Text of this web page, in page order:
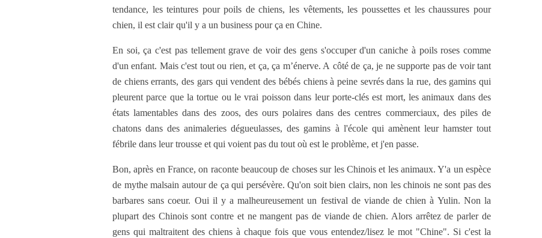
tendance, les teintures pour poils de chiens, les vêtements, les poussettes et les chaussures pour
chien, il est clair qu'il y a un business pour ça en Chine.
En soi, ça c'est pas tellement grave de voir des gens s'occuper d'un caniche à poils roses comme
d'un enfant. Mais c'est tout ou rien, et ça, ça m’énerve. A côté de ça, je ne supporte pas de voir tant
de chiens errants, des gars qui vendent des bébés chiens à peine sevrés dans la rue, des gamins qui
pleurent parce que la tortue ou le vrai poisson dans leur porte-clés est mort, les animaux dans des
états lamentables dans des zoos, des ours polaires dans des centres commerciaux, des piles de
chatons dans des animaleries dégueulasses, des gamins à l'école qui amènent leur hamster tout
fébrile dans leur trousse et qui voient pas du tout où est le problème, et j'en passe.
Bon, après en France, on raconte beaucoup de choses sur les Chinois et les animaux. Y'a un espèce
de mythe malsain autour de ça qui persévère. Qu'on soit bien clairs, non les chinois ne sont pas des
barbares sans coeur. Oui il y a malheureusement un festival de viande de chien à Yulin. Non la
plupart des Chinois sont contre et ne mangent pas de viande de chien. Alors arrêtez de parler de
gens qui maltraitent des chiens à chaque fois que vous entendez/lisez le mot "Chine". Si c'est la